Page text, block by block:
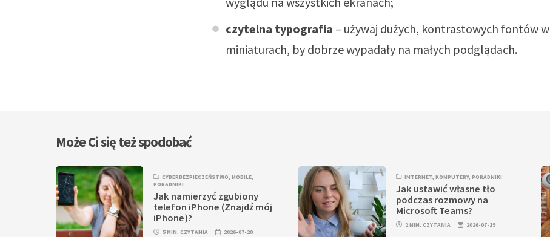
czytelna typografia – używaj dużych, kontrastowych fontów w
miniaturach, by dobrze wypadały na małych podglądach.
Może Ci się też spodobać
CYBERBEZPIECZEŃSTWO,MOBILE,
PORADNIKI
Jak namierzyć zgubiony
telefon iPhone (Znajdź mój
iPhone)?
5 MIN. CZYTANIA 2026-07-20
INTERNET,KOMPUTERY,PORADNIKI
Jak ustawić własne tło
podczas rozmowy na
Microsoft Teams?
2 MIN. CZYTANIA 2026-07-19